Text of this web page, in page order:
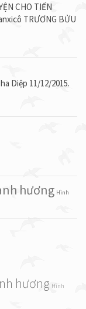
CHO TIẾN
TRƯƠNG BỬU
Diệp 11/12/2015.
hương Hình
hương Hình